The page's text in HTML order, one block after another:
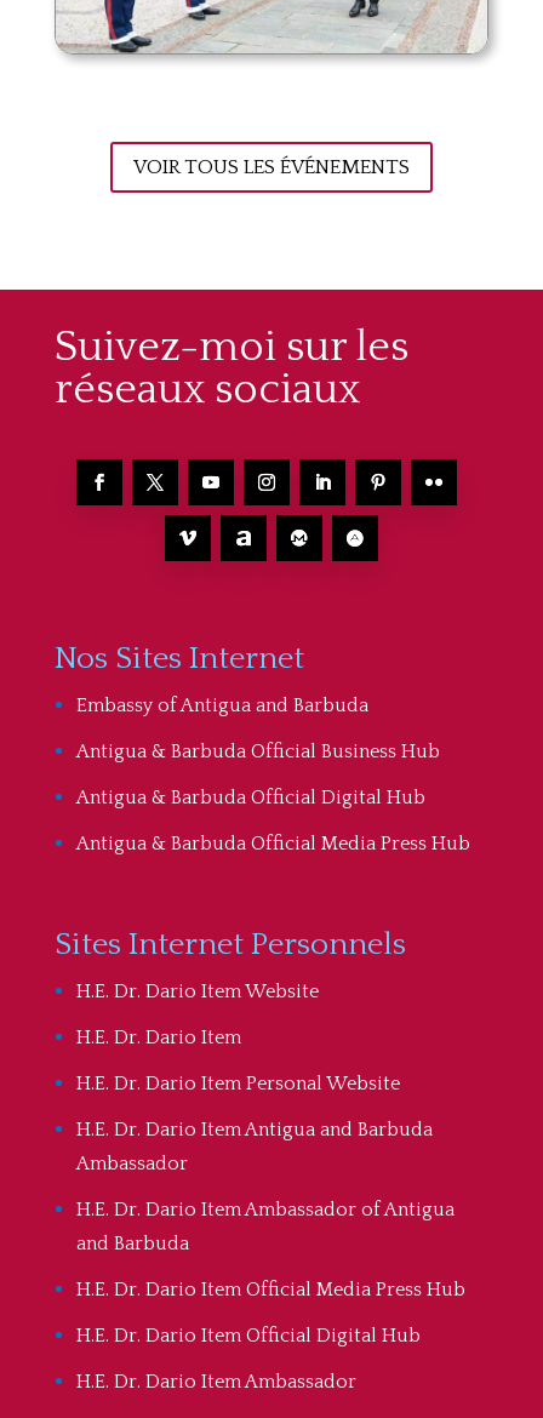
VOIR TOUS LES ÉVÉNEMENTS
Suivez-moi sur les
réseaux sociaux
Nos Sites Internet
Embassy of Antigua and Barbuda
Antigua & Barbuda Official Business Hub
Antigua & Barbuda Official Digital Hub
Antigua & Barbuda Official Media Press Hub
Sites Internet Personnels
H.E. Dr. Dario Item Website
H.E. Dr. Dario Item
H.E. Dr. Dario Item Personal Website
H.E. Dr. Dario Item Antigua and Barbuda
Ambassador
H.E. Dr. Dario Item Ambassador of Antigua
and Barbuda
H.E. Dr. Dario Item Official Media Press Hub
H.E. Dr. Dario Item Official Digital Hub
H.E. Dr. Dario Item Ambassador